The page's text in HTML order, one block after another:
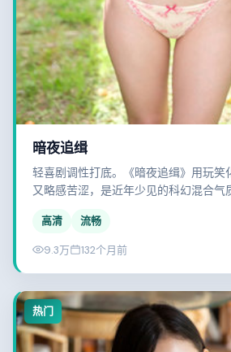
暗夜追缉
轻喜剧调性打底。《暗夜追缉》用玩笑
又略感苦涩，是近年少见的科幻混合气
高清 流畅
9.3万 132个月前
热门